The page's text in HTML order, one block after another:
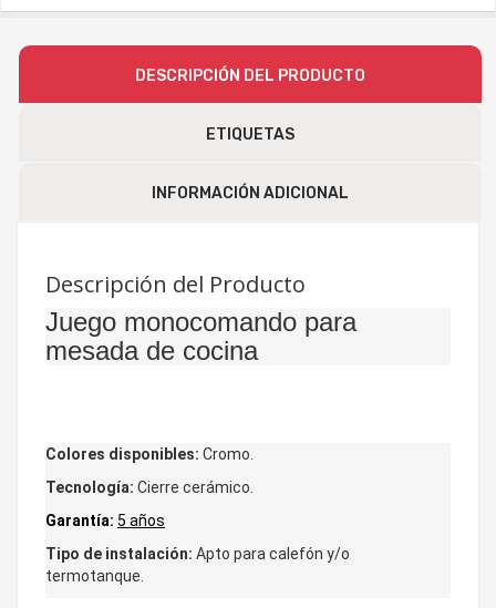
DESCRIPCIÓN DEL PRODUCTO
ETIQUETAS
INFORMACIÓN ADICIONAL
Descripción del Producto
Juego monocomando para
mesada de cocina
Colores disponibles: Cromo.
Tecnología: Cierre cerámico.
Garantía: 5 años
Tipo de instalación: Apto para calefón y/o
termotanque.